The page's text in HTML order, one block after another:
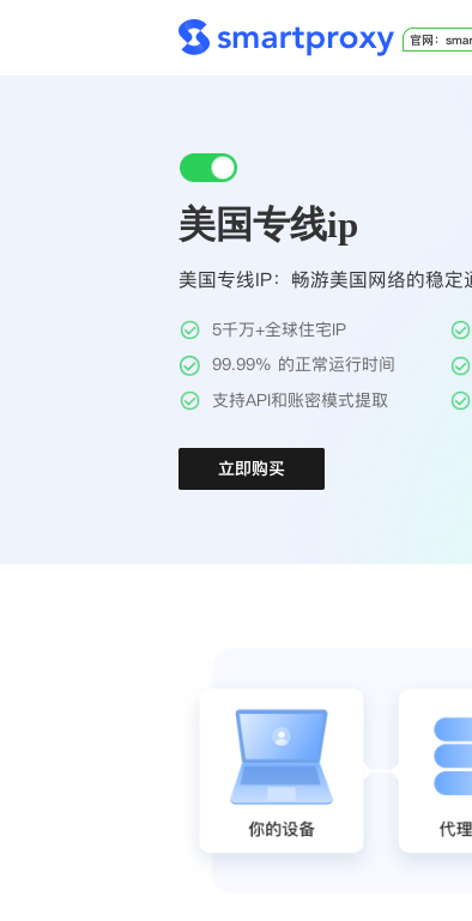
美国专线ip
美国专线IP：畅游美国网络的稳定
5千万+全球住宅IP
99.99% 的正常运行时间
支持API和账密模式提取
立即购买